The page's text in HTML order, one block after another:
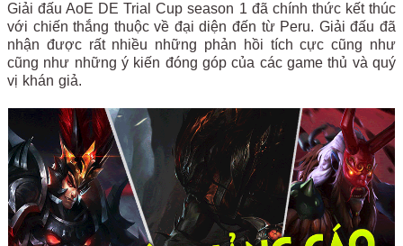
Giải đấu AoE DE Trial Cup season 1 đã chính thức kết thúc
với chiến thắng thuộc về đại diện đến từ Peru. Giải đấu đã
nhận được rất nhiều những phản hồi tích cực cũng như
cũng như những ý kiến đóng góp của các game thủ và quý
vị khán giả.